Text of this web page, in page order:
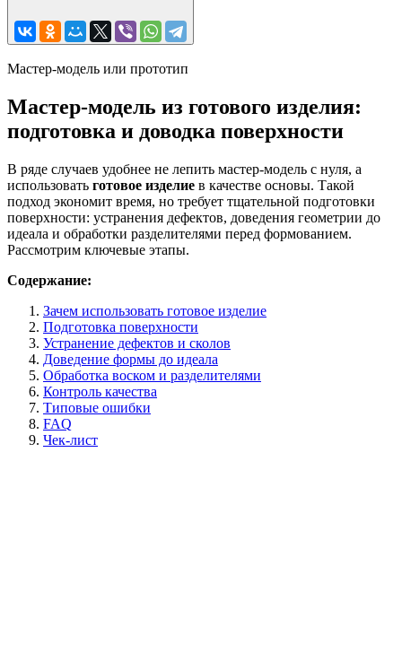
Мастер-модель или прототип
Мастер-модель из готового изделия:
подготовка и доводка поверхности
В ряде случаев удобнее не лепить мастер-модель с нуля, а
использовать готовое изделие в качестве основы. Такой
подход экономит время, но требует тщательной подготовки
поверхности: устранения дефектов, доведения геометрии до
идеала и обработки разделителями перед формованием.
Рассмотрим ключевые этапы.
Содержание:
Зачем использовать готовое изделие
Подготовка поверхности
Устранение дефектов и сколов
Доведение формы до идеала
Обработка воском и разделителями
Контроль качества
Типовые ошибки
FAQ
Чек-лист